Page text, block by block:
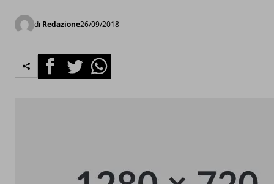
di Redazione26/09/2018
FacebookTwitterWhatsapp